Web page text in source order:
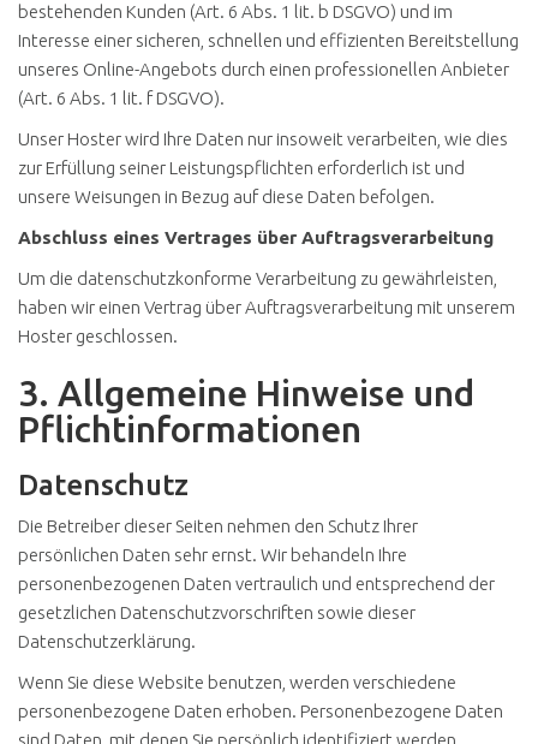
bestehenden Kunden (Art. 6 Abs. 1 lit. b DSGVO) und im
Interesse einer sicheren, schnellen und effizienten Bereitstellung
unseres Online-Angebots durch einen professionellen Anbieter
(Art. 6 Abs. 1 lit. f DSGVO).
Unser Hoster wird Ihre Daten nur insoweit verarbeiten, wie dies
zur Erfüllung seiner Leistungspflichten erforderlich ist und
unsere Weisungen in Bezug auf diese Daten befolgen.
Abschluss eines Vertrages über Auftragsverarbeitung
Um die datenschutzkonforme Verarbeitung zu gewährleisten,
haben wir einen Vertrag über Auftragsverarbeitung mit unserem
Hoster geschlossen.
3. Allgemeine Hinweise und
Pflichtinformationen
Datenschutz
Die Betreiber dieser Seiten nehmen den Schutz Ihrer
persönlichen Daten sehr ernst. Wir behandeln Ihre
personenbezogenen Daten vertraulich und entsprechend der
gesetzlichen Datenschutzvorschriften sowie dieser
Datenschutzerklärung.
Wenn Sie diese Website benutzen, werden verschiedene
personenbezogene Daten erhoben. Personenbezogene Daten
sind Daten, mit denen Sie persönlich identifiziert werden